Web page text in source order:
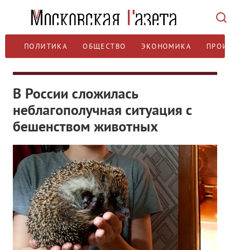
ПОЛИТИКА ОБЩЕСТВО ЭКОНОМИКА
В России сложилась
неблагополучная ситуация с
бешенством животных